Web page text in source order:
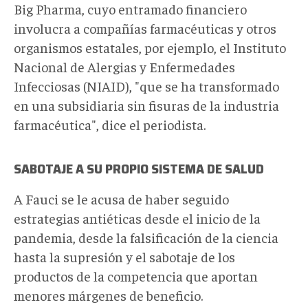
Big Pharma, cuyo entramado financiero
involucra a compañías farmacéuticas y otros
organismos estatales, por ejemplo, el Instituto
Nacional de Alergias y Enfermedades
Infecciosas (NIAID), "que se ha transformado
en una subsidiaria sin fisuras de la industria
farmacéutica", dice el periodista.
SABOTAJE A SU PROPIO SISTEMA DE SALUD
A Fauci se le acusa de haber seguido
estrategias antiéticas desde el inicio de la
pandemia, desde la falsificación de la ciencia
hasta la supresión y el sabotaje de los
productos de la competencia que aportan
menores márgenes de beneficio.